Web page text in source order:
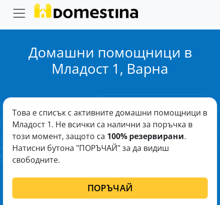
Домашни помощници в
Младост 1, Варна
Това е списък с активните домашни помощници в
Младост 1. Не всички са налични за поръчка в
този момент, защото са 100% резервирани.
Натисни бутона "ПОРЪЧАЙ" за да видиш
свободните.
ПОРЪЧАЙ